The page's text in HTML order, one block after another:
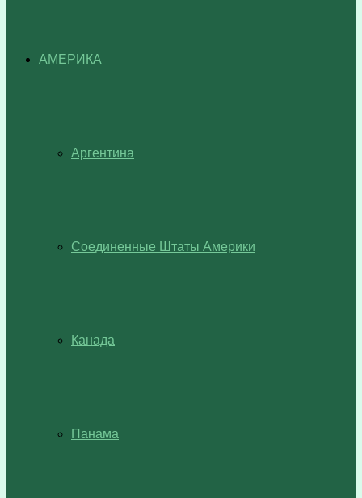
АМЕРИКА
Аргентина
Соединенные Штаты Америки
Канада
Панама